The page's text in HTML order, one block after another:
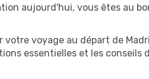
aujourd'hui, vous êtes au
voyage au départ de
essentielles et les conseils